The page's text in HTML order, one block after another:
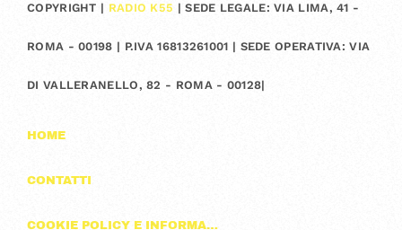
COPYRIGHT | RADIO K55 | SEDE LEGALE: VIA LIMA, 41 -
ROMA - 00198 | P.IVA 16813261001 | SEDE OPERATIVA: VIA
DI VALLERANELLO, 82 - ROMA - 00128|
HOME
CONTATTI
COOKIE POLICY E INFORMAZIONI SULLA PRIVACY